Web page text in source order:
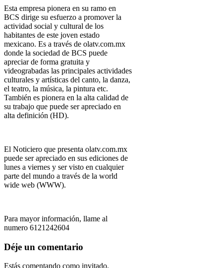
Esta empresa pionera en su ramo en
BCS dirige su esfuerzo a promover la
actividad social y cultural de los
habitantes de este joven estado
mexicano. Es a través de olatv.com.mx
donde la sociedad de BCS puede
apreciar de forma gratuita y
videograbadas las principales actividades
culturales y artísticas del canto, la danza,
el teatro, la música, la pintura etc.
También es pionera en la alta calidad de
su trabajo que puede ser apreciado en
alta definición (HD).
El Noticiero que presenta olatv.com.mx
puede ser apreciado en sus ediciones de
lunes a viernes y ser visto en cualquier
parte del mundo a través de la world
wide web (WWW).
Para mayor información, llame al
numero 6121242604
Déje un comentario
Estás comentando como invitado.